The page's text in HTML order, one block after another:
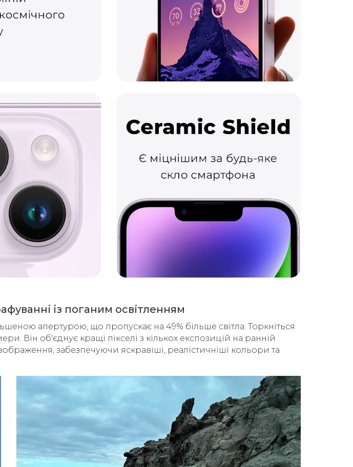
із поганим освітленням
апертурою, що пропускає на 49% більше світла. Торкніться
Він об'єднує кращі пікселі з кількох експозицій на ранній
забезпечуючи яскравіші, реалістичніші кольори та